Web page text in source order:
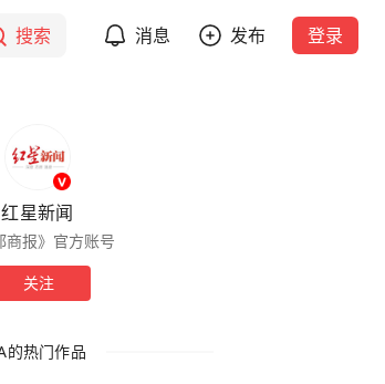
搜索 消息 发布 登录
红星新闻
商报》官方账号
关注
的热门作品